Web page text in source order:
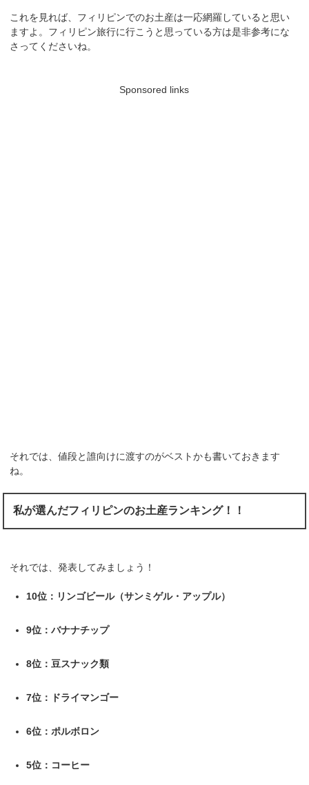
これを見れば、フィリピンでのお土産は一応網羅していると思い
ますよ。フィリピン旅行に行こうと思っている方は是非参考にな
さってくださいね。
Sponsored links
それでは、値段と誰向けに渡すのがベストかも書いておきます
ね。
私が選んだフィリピンのお土産ランキング！！
それでは、発表してみましょう！
10位：リンゴビール（サンミゲル・アップル）
9位：バナナチップ
8位：豆スナック類
7位：ドライマンゴー
6位：ポルボロン
5位：コーヒー